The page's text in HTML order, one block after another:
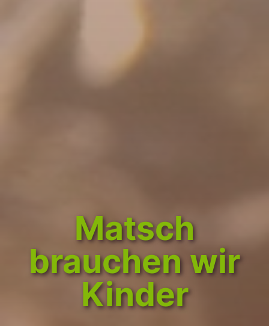
Matsch
brauchen wir
Kinder